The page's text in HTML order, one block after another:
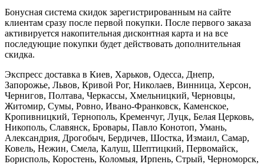
Бонусная система скидок зарегистрированным на сайте
клиентам сразу после первой покупки. После первого заказа
активируется накопительная дисконтная карта и на все
последующие покупки будет действовать дополнительная
скидка.
Экспресс доставка в Киев, Харьков, Одесса, Днепр,
Запорожье, Львов, Кривой Рог, Николаев, Винница, Херсон,
Чернигов, Полтава, Черкассы, Хмельницкий, Черновцы,
Житомир, Сумы, Ровно, Ивано-Франковск, Каменское,
Кропивницкий, Тернополь, Кременчуг, Луцк, Белая Церковь,
Никополь, Славянск, Бровары, Павло Конотоп, Умань,
Александрия, Дрогобыч, Бердичев, Шостка, Измаил, Самар,
Ковель, Нежин, Смела, Калуш, Шептицкий, Первомайск,
Борисполь, Коростень, Коломыя, Ирпень, Стрый, Черноморск,